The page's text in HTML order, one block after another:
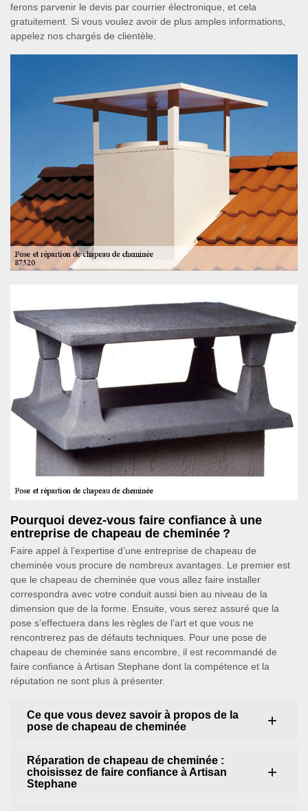
ferons parvenir le devis par courrier électronique, et cela
gratuitement. Si vous voulez avoir de plus amples informations,
appelez nos chargés de clientèle.
Pourquoi devez-vous faire confiance à une
entreprise de chapeau de cheminée ?
Faire appel à l’expertise d’une entreprise de chapeau de
cheminée vous procure de nombreux avantages. Le premier est
que le chapeau de cheminée que vous allez faire installer
correspondra avec votre conduit aussi bien au niveau de la
dimension que de la forme. Ensuite, vous serez assuré que la
pose s’effectuera dans les règles de l’art et que vous ne
rencontrerez pas de défauts techniques. Pour une pose de
chapeau de cheminée sans encombre, il est recommandé de
faire confiance à Artisan Stephane dont la compétence et la
réputation ne sont plus à présenter.
Ce que vous devez savoir à propos de la
pose de chapeau de cheminée
Réparation de chapeau de cheminée :
choisissez de faire confiance à Artisan
Stephane